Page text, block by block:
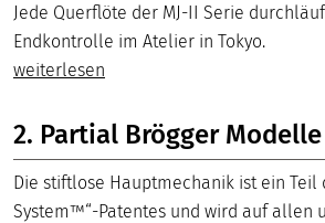
Jede Querflöte der MJ-II Serie
Endkontrolle im Atelier in Tokyo.
weiterlesen
2. Partial Brögger Modelle
Die stiftlose Hauptmechanik ist ein Teil
System™“-Patentes und wird auf allen